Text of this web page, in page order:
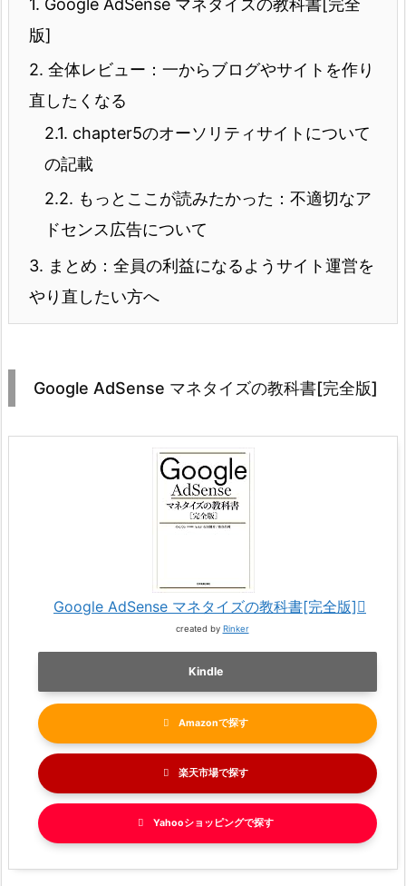
1. Google AdSense マネタイズの教科書[完全
版]
2. 全体レビュー：一からブログやサイトを作り
直したくなる
2.1. chapter5のオーソリティサイトについて
の記載
2.2. もっとここが読みたかった：不適切なア
ドセンス広告について
3. まとめ：全員の利益になるようサイト運営を
やり直したい方へ
Google AdSense マネタイズの教科書[完全版]
Google AdSense マネタイズの教科書[完全版]
created by Rinker
Kindle
Amazon
楽天市場
Yahooショッピング